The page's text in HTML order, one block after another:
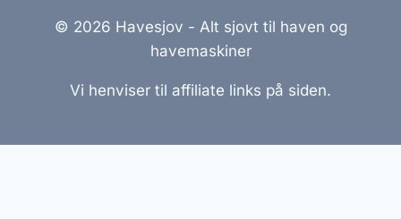
© 2026 Havesjov - Alt sjovt til haven og
havemaskiner
Vi henviser til affiliate links på siden.